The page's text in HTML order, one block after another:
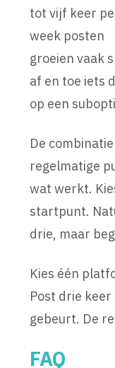
tot vijf keer
week posten
groeien vaak
af en toe iets
op een
De
regelmatige
wat werkt.
startpunt.
drie, maar
Kies één
Post drie
gebeurt. De
FAQ